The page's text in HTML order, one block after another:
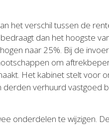
het verschil tussen de
dan het hoogste
naar 25%. Bij de
om
Het kabinet stelt voor
verhuurd vastgoed
onderdelen te wijzigen.